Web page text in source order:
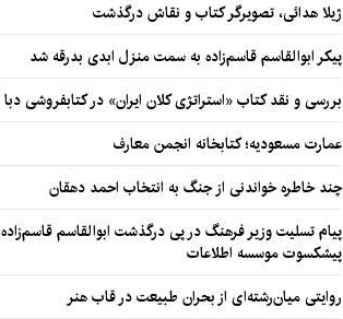
ژیلا هدائی، تصویرگر کتاب و نقاش درگذشت
پیکر ابوالقاسم قاسم‌زاده به سمت منزل ابدی بدرقه شد
بررسی و نقد کتاب «استراتژی کلان ایران» در کتابفروشی دبا
عمارت مسعودیه؛ کتابخانه انجمن معارف
چند خاطره خواندنی از جنگ به انتخاب احمد دهقان
پیام تسلیت وزیر فرهنگ در پی درگذشت ابوالقاسم قاسم‌زاده
پیشکسوت موسسه اطلاعات
روایتی میان‌رشته‌ای از بحران طبیعت در قاب هنر